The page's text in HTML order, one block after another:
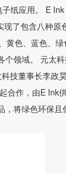
纸应用。 E
了包含八种
色、蓝色、
领域。 元太
技董事长李政
合作，由E Ink
将绿色环保